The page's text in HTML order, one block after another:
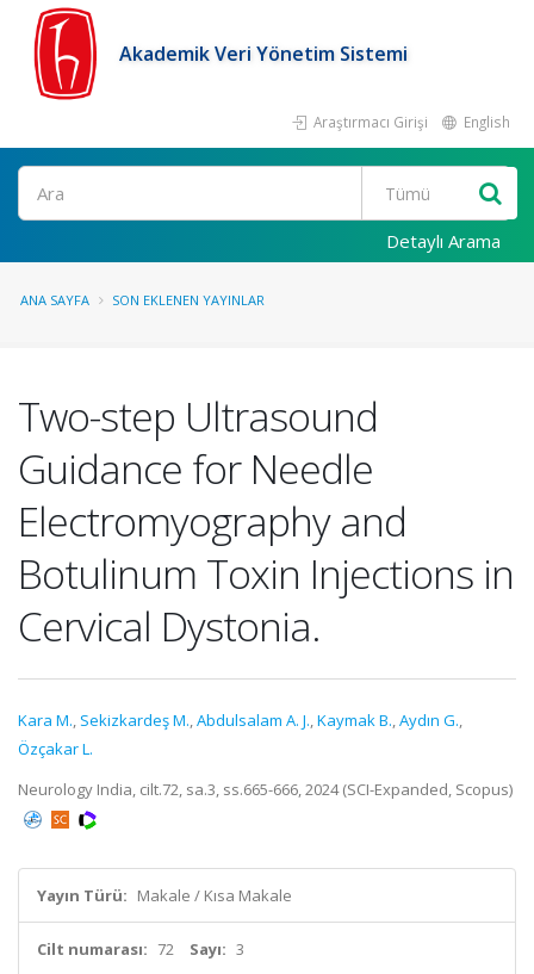
Akademik Veri Yönetim Sistemi
Araştırmacı Girişi English
Ara
Detaylı Arama
ANA SAYFA SON EKLENEN YAYINLAR
Two-step Ultrasound
Guidance for Needle
Electromyography and
Botulinum Toxin Injections in
Cervical Dystonia.
Kara M., Sekizkardeş M.,Abdulsalam A. J.,Kaymak B.,Aydın G.,
Özçakar L.
Neurology India, cilt.72, sa.3, ss.665-666, 2024 (SCI-Expanded, Scopus)
Yayın Türü: Makale / Kısa Makale
Cilt numarası: 72 Sayı: 3